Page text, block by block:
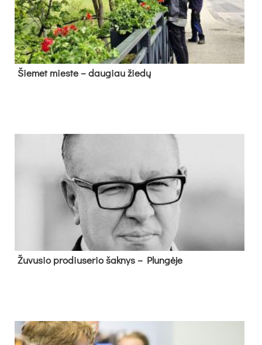
Šie­met mies­te – dau­giau žie­dų
Žu­vu­sio pro­diu­se­rio šak­nys – Plun­gė­je